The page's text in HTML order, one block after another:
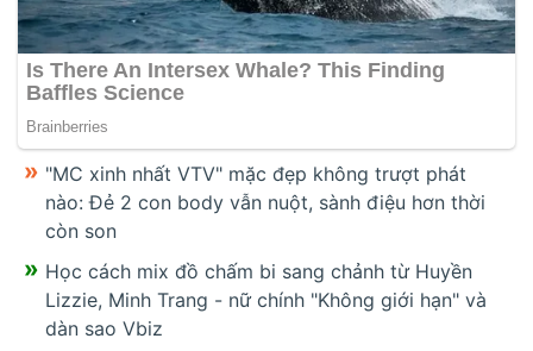
"MC xinh nhất VTV" mặc đẹp không trượt phát
nào: Đẻ 2 con body vẫn nuột, sành điệu hơn thời
còn son
Học cách mix đồ chấm bi sang chảnh từ Huyền
Lizzie, Minh Trang - nữ chính "Không giới hạn" và
dàn sao Vbiz